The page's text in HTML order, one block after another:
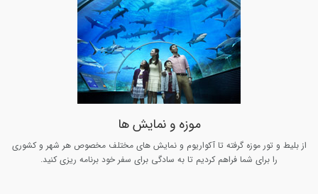
موزه و نمایش ها
از بلیط و تور موزه گرفته تا آکواریوم و نمایش های مختلف مخصوص هر شهر و کشوری
را برای شما فراهم کردیم تا به سادگی برای سفر خود برنامه ریزی کنید.